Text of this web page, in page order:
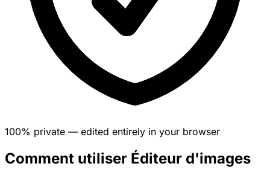
100% private — edited entirely in your browser
Comment utiliser Éditeur d'images